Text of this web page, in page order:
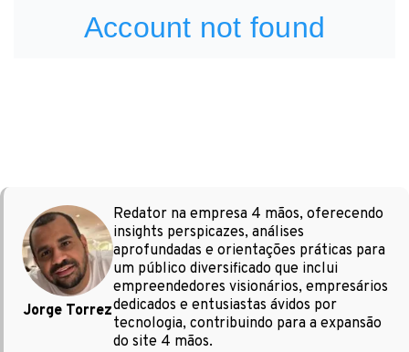
Jorge Torrez
Redator na empresa 4 mãos, oferecendo
insights perspicazes, análises
aprofundadas e orientações práticas para
um público diversificado que inclui
empreendedores visionários, empresários
dedicados e entusiastas ávidos por
tecnologia, contribuindo para a expansão
do site 4 mãos.